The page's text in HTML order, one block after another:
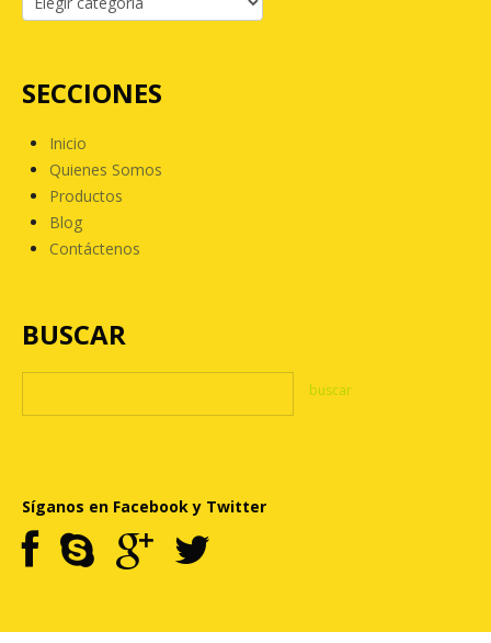
SECCIONES
Inicio
Quienes Somos
Productos
Blog
Contáctenos
BUSCAR
Síganos en Facebook y Twitter